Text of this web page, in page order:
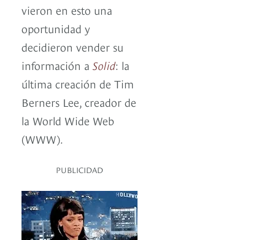
vieron en esto una
oportunidad y
decidieron vender su
información a Solid: la
última creación de Tim
Berners Lee, creador de
la World Wide Web
(WWW).
PUBLICIDAD